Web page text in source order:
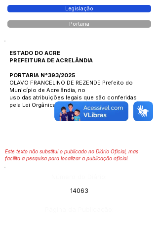
Legislação
Portaria
ESTADO DO ACRE
PREFEITURA DE ACRELÂNDIA
PORTARIA N°393/2025
OLAVO FRANCELINO DE REZENDE Prefeito do
Município de Acrelândia, no
uso das atribuições legais que são conferidas
pela Lei Orgânica Municipal.
Este texto não substitui o publicado no Diário Oficial, mas
facilita a pesquisa para localizar a publicação oficial.
14063